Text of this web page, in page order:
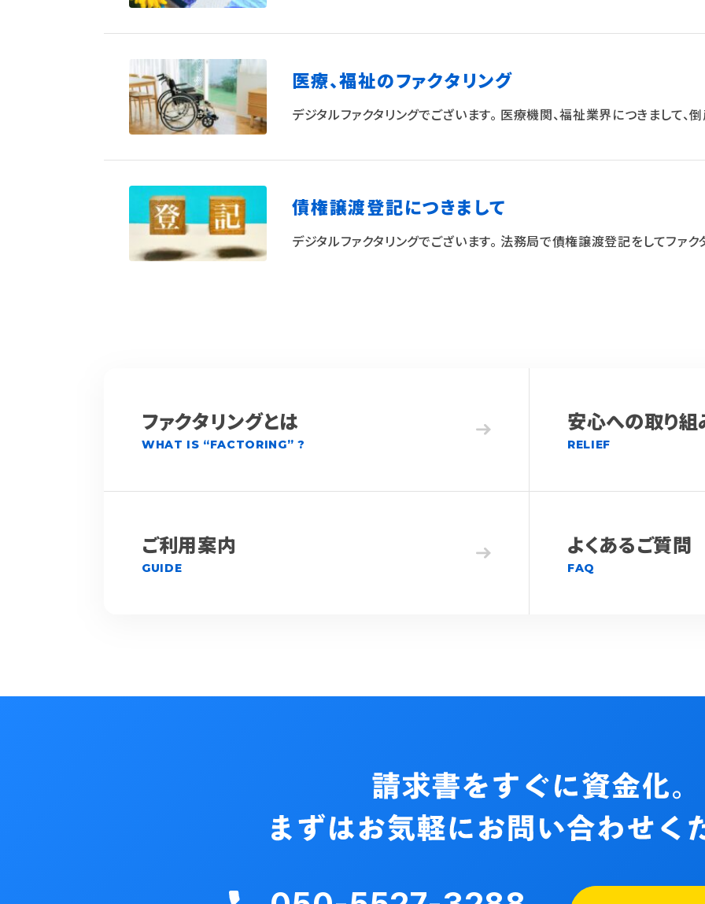
医療、福祉のファクタリング
デジタルファクタリングでございます。 医療機関、福祉業界につきまして
債権譲渡登記につきまして
デジタルファクタリングでございます。 法務局で債権譲渡登記をしてファ
ファクタリングとは
WHAT IS “FACTORING” ?
安心への取り組
RELIEF
ご利用案内
GUIDE
よくあるご質問
FAQ